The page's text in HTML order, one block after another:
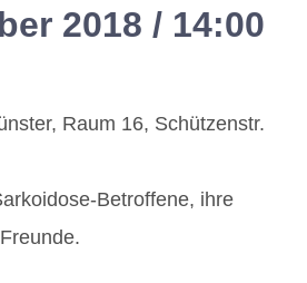
2018 / 14:00
Raum 16, Schützenstr.
Betroffene, ihre